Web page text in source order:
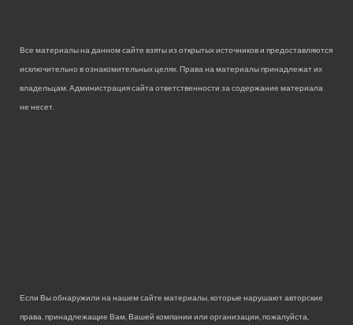
Все материалы на данном сайте взяты из открытых источников и предоставляются
исключительно в ознакомительных целях. Права на материалы принадлежат их
владельцам. Администрация сайта ответственности за содержание материала
не несет.
Если Вы обнаружили на нашем сайте материалы, которые нарушают авторские
права, принадлежащие Вам, Вашей компании или организации, пожалуйста,